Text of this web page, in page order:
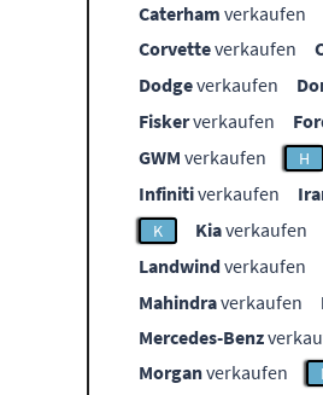
Caterham verkaufen
Corvetteverkaufen
Dodgeverkaufen
Fiskerverkaufen
GWM verkaufen H
Infinitiverkaufen
K Kiaverkaufen
Landwindverkaufen
Mahindraverkaufen
Mercedes-Benz
Morganverkaufen